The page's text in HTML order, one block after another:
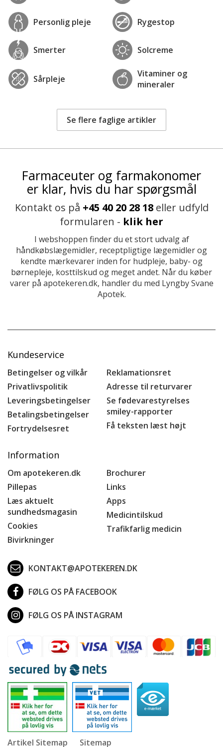
Personlig pleje Rygestop
Smerter Solcreme
Sårpleje
Vitaminer og
mineraler
Se flere faglige artikler
Farmaceuter og farmakonomer
er klar, hvis du har spørgsmål
Kontakt os på +45 40 20 28 18eller udfyld
formularen - klik her
I webshoppen finder du et stort udvalg af
håndkøbslægemidler, receptpligtige lægemidler og
kendte mærkevarer inden for hudpleje, baby- og
børnepleje, kosttilskud og meget andet. Når du køber
varer på apotekeren.dk, handler du med Lyngby Svane
Apotek.
Kundeservice
Betingelser og vilkår
Privatlivspolitik
Leveringsbetingelser
Betalingsbetingelser
Fortrydelsesret
Reklamationsret
Adresse til returvarer
Se fødevarestyrelses
smiley-rapporter
Få teksten læst højt
Information
Om apotekeren.dk
Pillepas
Læs aktuelt
sundhedsmagasin
Cookies
Bivirkninger
Brochurer
Links
Apps
Medicintilskud
Trafikfarlig medicin
KONTAKT@APOTEKEREN.DK
FØLG OS PÅ FACEBOOK
FØLG OS PÅ INSTAGRAM
Artikel Sitemap Sitemap